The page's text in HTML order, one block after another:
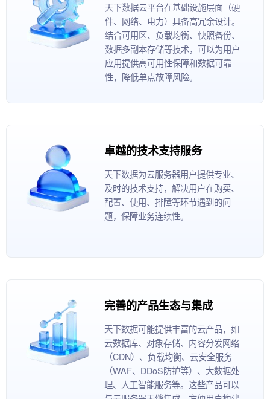
天下数据云平台在基础设施层面（硬
件、网络、电力）具备高冗余设计。
结合可用区、负载均衡、快照备份、
数据多副本存储等技术，可以为用户
应用提供高可用性保障和数据可靠
性，降低单点故障风险。
卓越的技术支持服务
天下数据为云服务器用户提供专业、
及时的技术支持，解决用户在购买、
配置、使用、排障等环节遇到的问
题，保障业务连续性。
完善的产品生态与集成
天下数据可能提供丰富的云产品，如
云数据库、对象存储、内容分发网络
（CDN）、负载均衡、云安全服务
（WAF、DDoS防护等）、大数据处
理、人工智能服务等。这些产品可以